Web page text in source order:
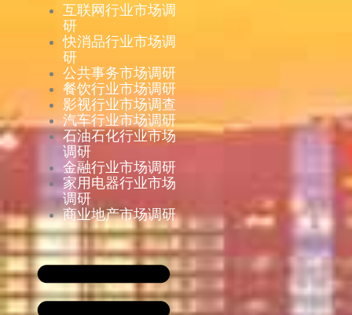
互联网行业市场调
研
快消品行业市场调
研
公共事务市场调研
餐饮行业市场调研
影视行业市场调查
汽车行业市场调研
石油石化行业市场
调研
金融行业市场调研
家用电器行业市场
调研
商业地产市场调研